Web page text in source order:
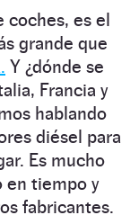
coches, es el
grande que
Y ¿dónde se
Francia y
hablando
diésel para
Es mucho
en tiempo y
fabricantes.